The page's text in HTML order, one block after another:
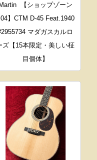
【ショップゾーン
】CTM D-45 Feat.1940
マダガスカルロ
ズ【15本限定・美しい柾
目個体】